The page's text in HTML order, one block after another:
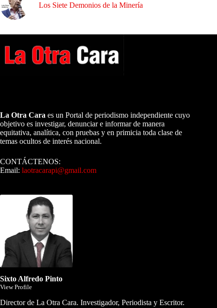
Los Siete Demonios de la Minería
La Otra Cara es un Portal de periodismo independiente cuyo
objetivo es investigar, denunciar e informar de manera
equitativa, analítica, con pruebas y en primicia toda clase de
temas ocultos de interés nacional.
CONTÁCTENOS:
Email: laotracarapi@gmail.com
Sixto Alfredo Pinto
View Profile
Director de La Otra Cara. Investigador, Periodista y Escritor.